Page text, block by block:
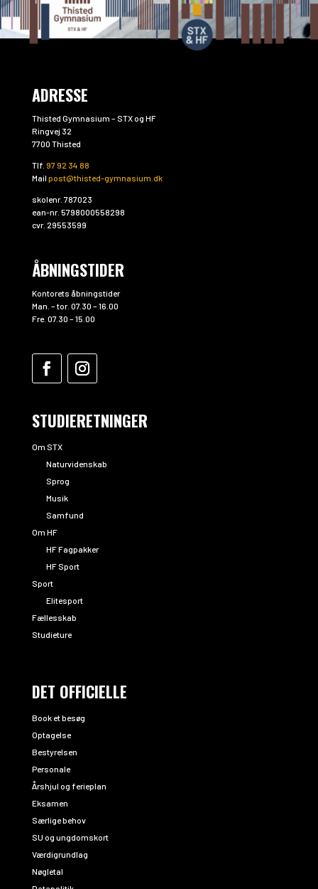
ADRESSE
Thisted Gymnasium – STX og HF
Ringvej 32
7700 Thisted
Tlf. 97 92 34 88
Mail post@thisted-gymnasium.dk
skolenr. 787023
ean-nr. 5798000558298
cvr. 29553599
ÅBNINGSTIDER
Kontorets åbningstider
Man. – tor. 07.30 – 16.00
Fre. 07.30 – 15.00
STUDIERETNINGER
Om STX
Naturvidenskab
Sprog
Musik
Samfund
Om HF
HF Fagpakker
HF Sport
Sport
Elitesport
Fællesskab
Studieture
DET OFFICIELLE
Book et besøg
Optagelse
Bestyrelsen
Personale
Årshjul og ferieplan
Eksamen
Særlige behov
SU og ungdomskort
Værdigrundlag
Nøgletal